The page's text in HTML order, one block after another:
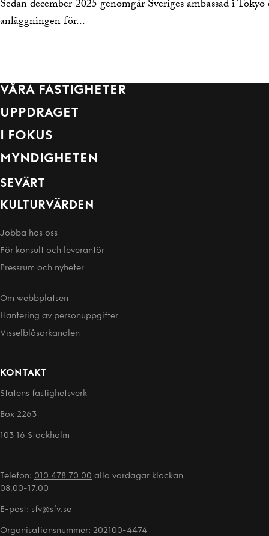
Sedan december 2025 genomgår Sveriges ambassad i
anläggningen för...
VÅRA FASTIGHETER
UPPDRAGET
I FOKUS
MYNDIGHETEN
SEVÄRT
KULTURVÄRDEN
Jobba hos oss
För konsult och leverantör
Pressrum och nyheter
Om webbplatsen
Hantering av person­uppgifter
Visselblåsarkanalen
KONTAKT
Statens fastighetsverk
Box 2263
103 16 Stockholm
Telefon: 010 478 70 00 alla vardagar klockan
08.00-17.00
E-post: sfv@sfv.se
Organisationsnummer: 202100-4474